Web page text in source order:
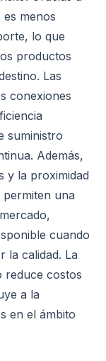
menos
lo que
productos
Las
conexiones
suministro
Además,
y la proximidad
una
cuando
la calidad. La
reduce costos
a la
en el ámbito